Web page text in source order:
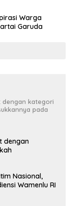
Warga
Garuda
dengan kategori
pada
dengan
Nasional,
Wamenlu RI